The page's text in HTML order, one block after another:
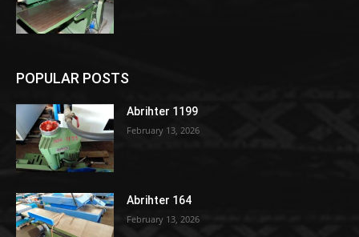
POPULAR POSTS
Abrihter 1199
February 13, 2026
Abrihter 164
February 13, 2026